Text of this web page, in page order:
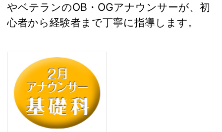
やベテランのOB・OGアナウンサーが、初
心者から経験者まで丁寧に指導します。